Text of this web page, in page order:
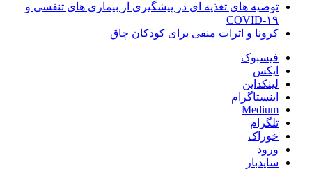
توصیه های تغذیه ای در پیشگیری از بیماری های تنفسی و
COVID-۱۹
کرونا و اثرات منفی برای کودکان چاق
فیسبوک
ایکس
لینکداین
اینستاگرام
Medium
تلگرام
خوراک
ورود
سایدبار